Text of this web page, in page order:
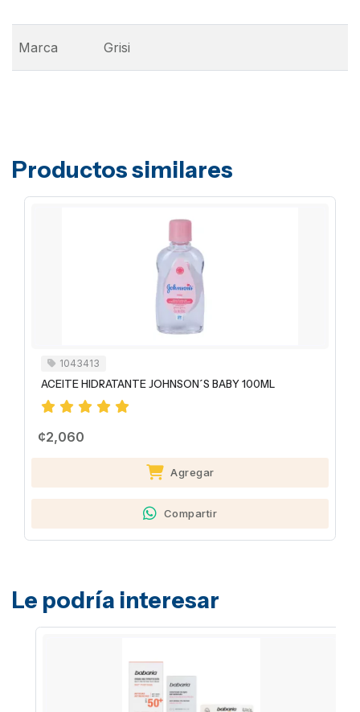
Marca Grisi
Productos similares
1043413
ACEITE HIDRATANTE JOHNSON´S BABY 100ML
¢2,060
Agregar
Compartir
Le podría interesar